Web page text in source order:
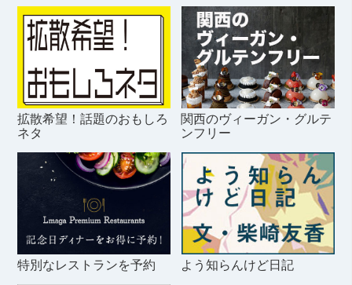
拡散希望！話題のおもしろ
ネタ
関西のヴィーガン・グルテ
ンフリー
特別なレストランを予約 よう知らんけど日記